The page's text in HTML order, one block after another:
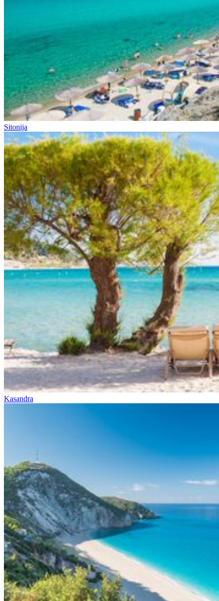
Sitonija
Kasandra